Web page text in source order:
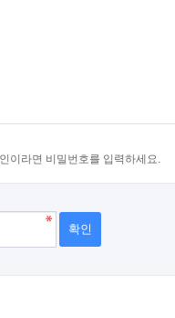
이라면 비밀번호를 입력하세요.